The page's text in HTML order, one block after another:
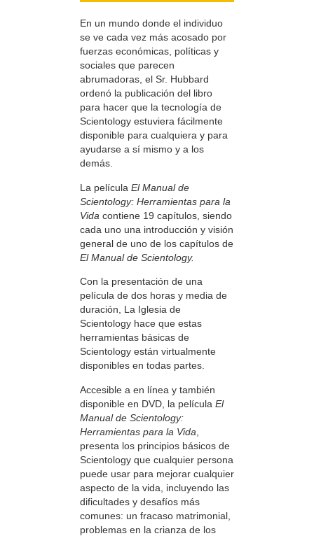
En un mundo donde el individuo
se ve cada vez más acosado por
fuerzas económicas, políticas y
sociales que parecen
abrumadoras, el Sr. Hubbard
ordenó la publicación del libro
para hacer que la tecnología de
Scientology estuviera fácilmente
disponible para cualquiera y para
ayudarse a sí mismo y a los
demás.
La película El Manual de
Scientology: Herramientas para la
Vida contiene 19 capítulos, siendo
cada uno una introducción y visión
general de uno de los capítulos de
El Manual de Scientology.
Con la presentación de una
película de dos horas y media de
duración, La Iglesia de
Scientology hace que estas
herramientas básicas de
Scientology están virtualmente
disponibles en todas partes.
Accesible a en línea y también
disponible en DVD, la película El
Manual de Scientology:
Herramientas para la Vida
presenta los principios básicos de
Scientology que cualquier persona
puede usar para mejorar cualquier
aspecto de la vida, incluyendo las
dificultades y desafíos más
comunes: un fracaso matrimonial,
problemas en la crianza de los